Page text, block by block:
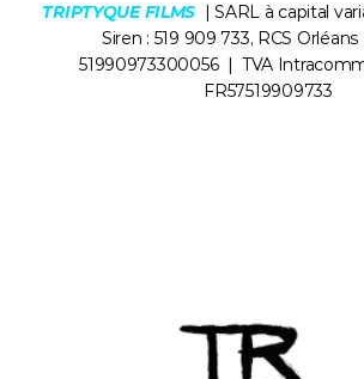
TRIPTYQUE FILMS | SARL à capital
Siren : 519 909 733, RCS Orléans
51990973300056  |  TVA
FR57519909733